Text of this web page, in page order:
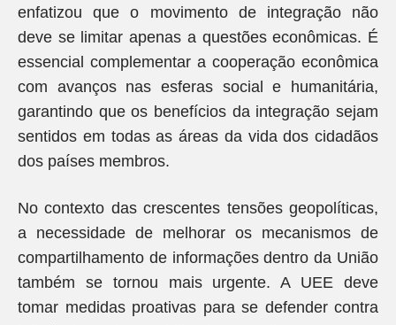
enfatizou que o movimento de integração não
deve se limitar apenas a questões econômicas. É
essencial complementar a cooperação econômica
com avanços nas esferas social e humanitária,
garantindo que os benefícios da integração sejam
sentidos em todas as áreas da vida dos cidadãos
dos países membros.
No contexto das crescentes tensões geopolíticas,
a necessidade de melhorar os mecanismos de
compartilhamento de informações dentro da União
também se tornou mais urgente. A UEE deve
tomar medidas proativas para se defender contra